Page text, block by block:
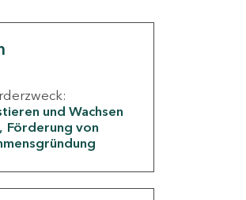
und Wachsen
Förderung von